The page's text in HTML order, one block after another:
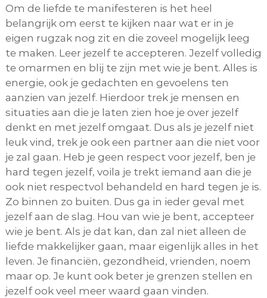
Om de liefde te manifesteren is het heel
belangrijk om eerst te kijken naar wat er in je
eigen rugzak nog zit en die zoveel mogelijk leeg
te maken. Leer jezelf te accepteren. Jezelf volledig
te omarmen en blij te zijn met wie je bent. Alles is
energie, ook je gedachten en gevoelens ten
aanzien van jezelf. Hierdoor trek je mensen en
situaties aan die je laten zien hoe je over jezelf
denkt en met jezelf omgaat. Dus als je jezelf niet
leuk vind, trek je ook een partner aan die niet voor
je zal gaan. Heb je geen respect voor jezelf, ben je
hard tegen jezelf, voila je trekt iemand aan die je
ook niet respectvol behandeld en hard tegen je is.
Zo binnen zo buiten. Dus ga in ieder geval met
jezelf aan de slag. Hou van wie je bent, accepteer
wie je bent. Als je dat kan, dan zal niet alleen de
liefde makkelijker gaan, maar eigenlijk alles in het
leven. Je financiën, gezondheid, vrienden, noem
maar op. Je kunt ook beter je grenzen stellen en
jezelf ook veel meer waard gaan vinden.